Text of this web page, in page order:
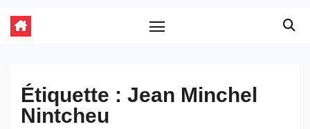
Étiquette : Jean Minchel
Nintcheu